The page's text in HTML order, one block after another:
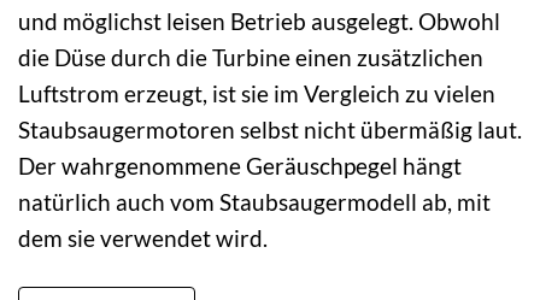
und möglichst leisen Betrieb ausgelegt. Obwohl
die Düse durch die Turbine einen zusätzlichen
Luftstrom erzeugt, ist sie im Vergleich zu vielen
Staubsaugermotoren selbst nicht übermäßig laut.
Der wahrgenommene Geräuschpegel hängt
natürlich auch vom Staubsaugermodell ab, mit
dem sie verwendet wird.